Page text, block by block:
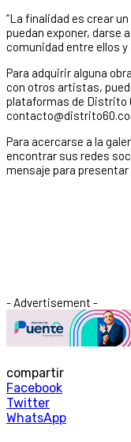
“La finalidad es crear
puedan exponer, darse
comunidad entre ellos y
Para adquirir alguna
con otros artistas,
plataformas de Distrito
Para acercarse a la
encontrar sus redes
mensaje para
- Advertisement -
compartir
Facebook
Twitter
WhatsApp